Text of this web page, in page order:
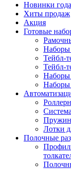
Новинки года
Хиты продаж
Акция
Готовые
Наборы
Тейбл-
Тейбл-
Наборы
Наборы
Лотки
Полочные